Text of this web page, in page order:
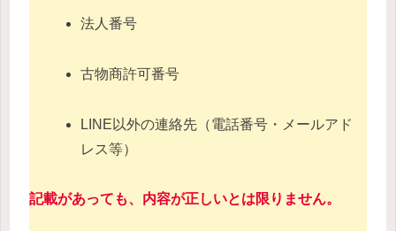
法人番号
古物商許可番号
LINE以外の連絡先（電話番号・メールアド
レス等）
記載があっても、内容が正しいとは限りません。